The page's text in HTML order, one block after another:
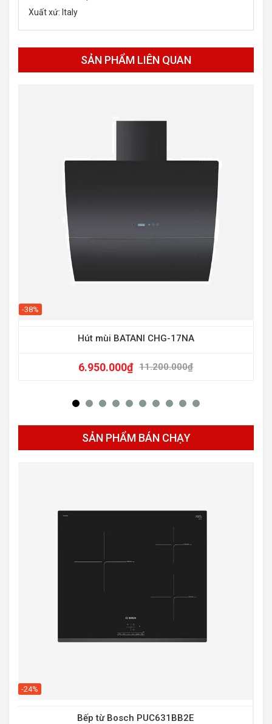
Xuất xứ: Italy
SẢN PHẨM LIÊN QUAN
-38%
Hút mùi BATANI CHG-17NA
11.200.000₫
6.950.000₫
SẢN PHẨM BÁN CHẠY
-24%
Bếp từ Bosch PUC631BB2E